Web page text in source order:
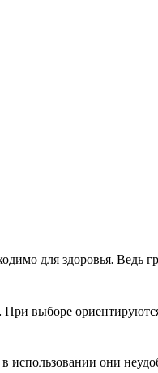
для здоровья. Ведь
выборе
использовании они